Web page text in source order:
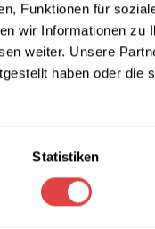
Funktionen für
wir Informationen zu
weiter. Unsere
haben oder die
Statistiken